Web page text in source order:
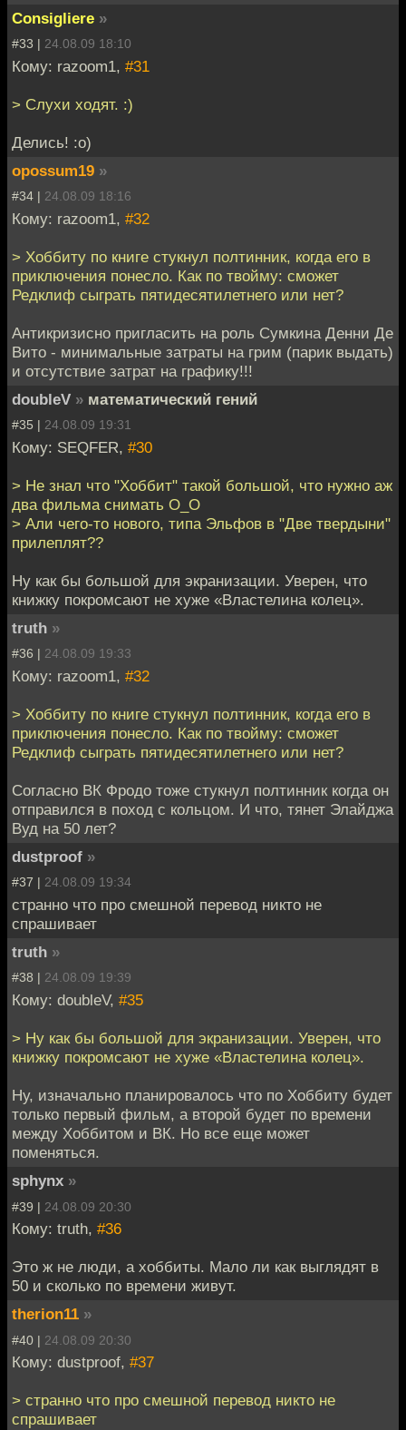
Consigliere »
#33 | 24.08.09 18:10
Кому: razoom1, #31
> Слухи ходят. :)
Делись! :o)
opossum19 »
#34 | 24.08.09 18:16
Кому: razoom1, #32
> Хоббиту по книге стукнул полтинник, когда его в
приключения понесло. Как по твойму: сможет
Редклиф сыграть пятидесятилетнего или нет?
Антикризисно пригласить на роль Сумкина Денни Де
Вито - минимальные затраты на грим (парик выдать)
и отсутствие затрат на графику!!!
doubleV » математический гений
#35 | 24.08.09 19:31
Кому: SEQFER, #30
> Не знал что "Хоббит" такой большой, что нужно аж
два фильма снимать О_О
> Али чего-то нового, типа Эльфов в "Две твердыни"
прилеплят??
Ну как бы большой для экранизации. Уверен, что
книжку покромсают не хуже «Властелина колец».
truth »
#36 | 24.08.09 19:33
Кому: razoom1, #32
> Хоббиту по книге стукнул полтинник, когда его в
приключения понесло. Как по твойму: сможет
Редклиф сыграть пятидесятилетнего или нет?
Согласно ВК Фродо тоже стукнул полтинник когда он
отправился в поход с кольцом. И что, тянет Элайджа
Вуд на 50 лет?
dustproof »
#37 | 24.08.09 19:34
странно что про смешной перевод никто не
спрашивает
truth »
#38 | 24.08.09 19:39
Кому: doubleV, #35
> Ну как бы большой для экранизации. Уверен, что
книжку покромсают не хуже «Властелина колец».
Ну, изначально планировалось что по Хоббиту будет
только первый фильм, а второй будет по времени
между Хоббитом и ВК. Но все еще может
поменяться.
sphynx »
#39 | 24.08.09 20:30
Кому: truth, #36
Это ж не люди, а хоббиты. Мало ли как выглядят в
50 и сколько по времени живут.
therion11 »
#40 | 24.08.09 20:30
Кому: dustproof, #37
> странно что про смешной перевод никто не
спрашивает